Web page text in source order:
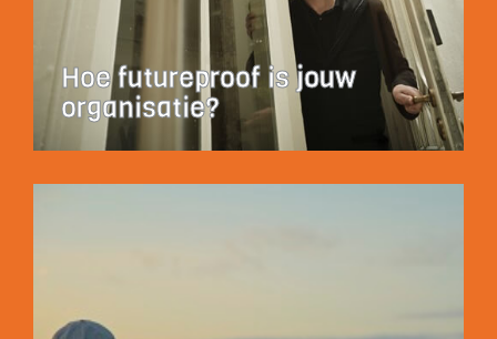
Hoe futureproof is jouw
organisatie?